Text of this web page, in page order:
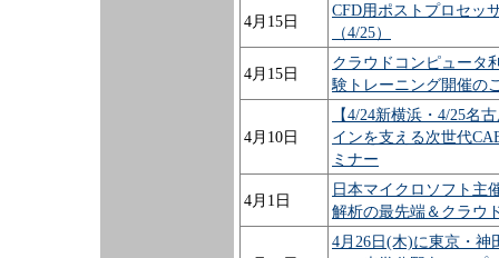
4月15日
CFD用ポストプロセッ
（4/25）
4月15日
クラウドコンピュータ
験トレーニング開催の
4月10日
【4/24新横浜・4/25名
インを支える次世代
ミナー
4月1日
日本マイクロソフト主
解析の最先端＆クラウ
4月26日(木)に東京・神